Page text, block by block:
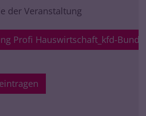
der Veranstaltung
Profi Hauswirtschaft_kfd-